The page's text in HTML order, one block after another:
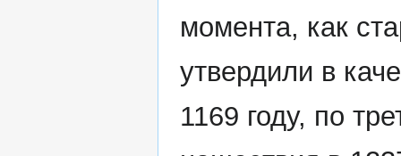
момента, как
утвердили в
1169 году, по